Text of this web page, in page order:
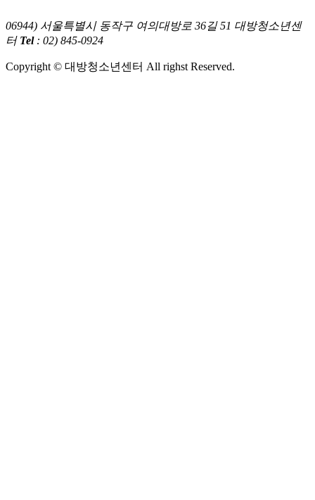
06944) 서울특별시 동작구 여의대방로 36길 51 대방청소년센
터 Tel : 02) 845-0924
Copyright © 대방청소년센터 All righst Reserved.